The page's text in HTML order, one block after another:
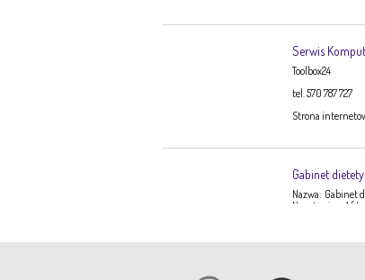
Serwis
Toolbox24
tel. 570 787 727
Strona
Gabinet
Nazwa: Gabinet
Narutowicza 1 ( I
konsultacje
dorosłych,